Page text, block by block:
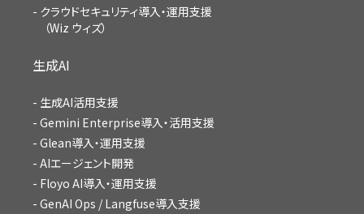
クラウドセキュリティ導入・運用支援
（Wiz ウィズ）
生成AI
生成AI活用支援
Gemini Enterprise導入・活用支援
Glean導入・運用支援
AIエージェント開発
Floyo AI導入・運用支援
GenAI Ops / Langfuse導入支援